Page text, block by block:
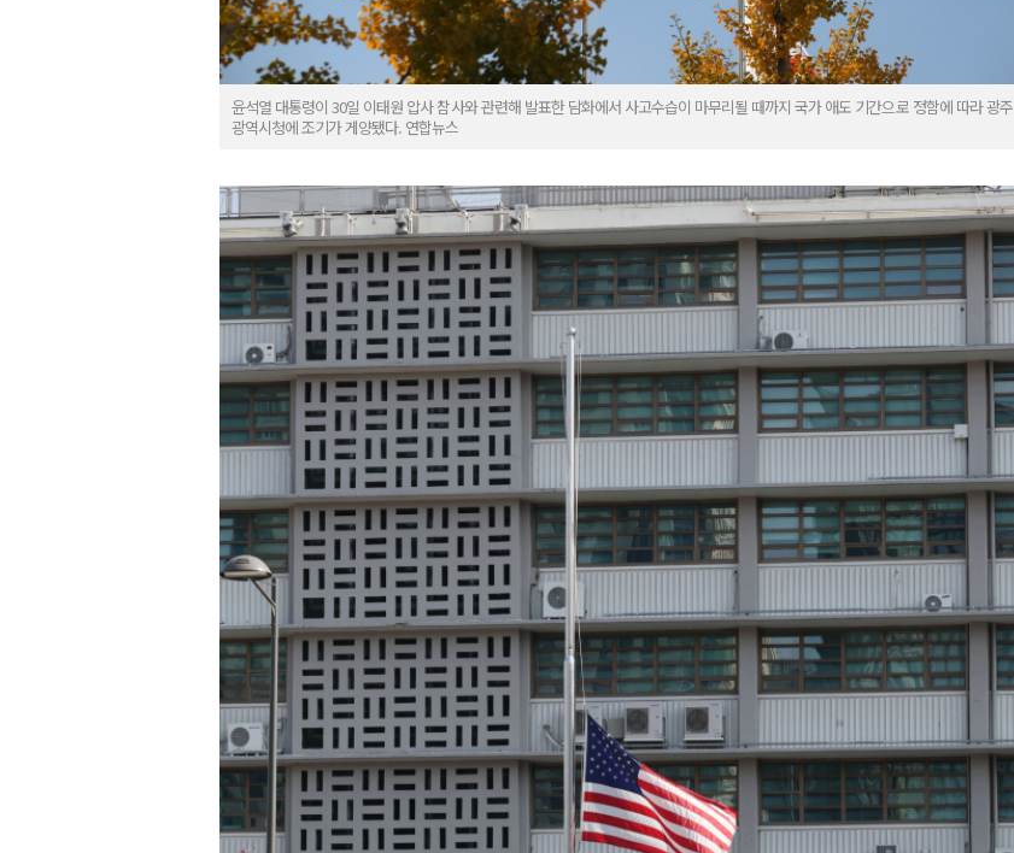
윤석열 대통령이 30일 이태원 압사 참사와 관련해 발표한 담화에서 사고수습이 마무리될 때까지 국가 애도 기간으로 정함에 따라 광주
광역시청에 조기가 게양됐다. 연합뉴스